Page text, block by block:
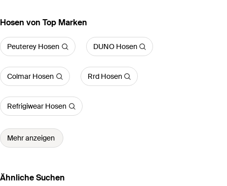
Hosen von Top Marken
Peuterey Hosen DUNO Hosen
Colmar Hosen Rrd Hosen
Refrigiwear Hosen
Mehr anzeigen
Ähnliche Suchen